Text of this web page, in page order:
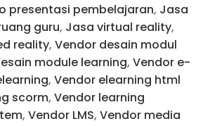
presentasi pembelajaran, Jasa
guru, Jasa virtual reality,
reality, Vendor desain modul
module learning, Vendor e-
, Vendor elearning html
scorm, Vendor learning
, Vendor LMS, Vendor media